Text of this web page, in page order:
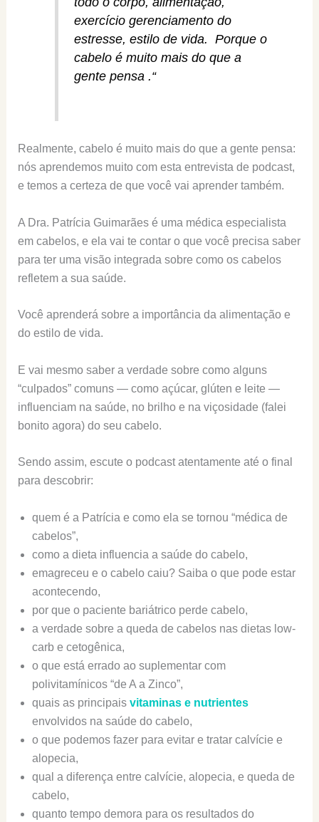
exercício gerenciamento do
estresse, estilo de vida. Porque o
cabelo é muito mais do que a
gente pensa .“
Realmente, cabelo é muito mais do que a gente pensa:
nós aprendemos muito com esta entrevista de podcast,
e temos a certeza de que você vai aprender também.
A Dra. Patrícia Guimarães é uma médica especialista
em cabelos, e ela vai te contar o que você precisa saber
para ter uma visão integrada sobre como os cabelos
refletem a sua saúde.
Você aprenderá sobre a importância da alimentação e
do estilo de vida.
E vai mesmo saber a verdade sobre como alguns
“culpados” comuns — como açúcar, glúten e leite —
influenciam na saúde, no brilho e na viçosidade (falei
bonito agora) do seu cabelo.
Sendo assim, escute o podcast atentamente até o final
para descobrir:
quem é a Patrícia e como ela se tornou “médica de
cabelos”,
como a dieta influencia a saúde do cabelo,
emagreceu e o cabelo caiu? Saiba o que pode estar
acontecendo,
por que o paciente bariátrico perde cabelo,
a verdade sobre a queda de cabelos nas dietas low-
carb e cetogênica,
o que está errado ao suplementar com
polivitamínicos “de A a Zinco”,
quais as principais vitaminas e nutrientes
envolvidos na saúde do cabelo,
o que podemos fazer para evitar e tratar calvície e
alopecia,
qual a diferença entre calvície, alopecia, e queda de
cabelo,
quanto tempo demora para os resultados do